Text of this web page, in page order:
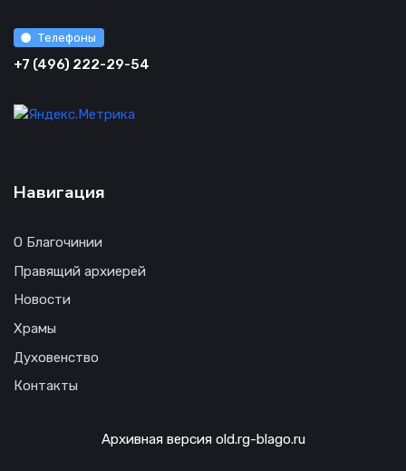
Телефоны
+7 (496) 222-29-54
Навигация
О Благочинии
Правящий архиерей
Новости
Храмы
Духовенство
Контакты
Архивная версия old.rg-blago.ru